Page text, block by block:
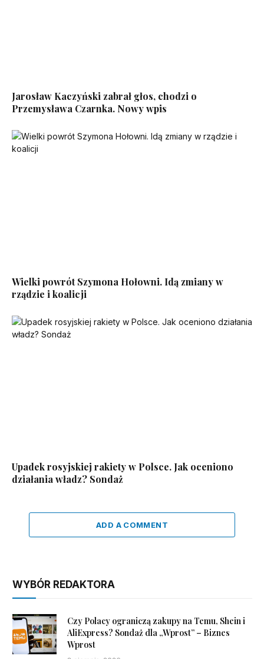
Jarosław Kaczyński zabrał głos, chodzi o
Przemysława Czarnka. Nowy wpis
Wielki powrót Szymona Hołowni. Idą zmiany w
rządzie i koalicji
Upadek rosyjskiej rakiety w Polsce. Jak oceniono
działania władz? Sondaż
ADD A COMMENT
WYBÓR REDAKTORA
Czy Polacy ograniczą zakupy na Temu, Shein i
AliExpress? Sondaż dla „Wprost” – Biznes
Wprost